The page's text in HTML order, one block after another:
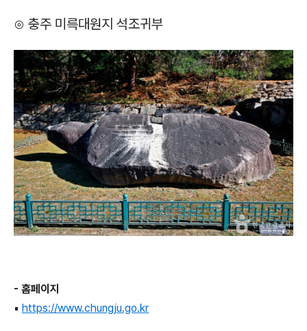
⊙ 충주 미륵대원지 석조귀부
- 홈페이지
▪ https://www.chungju.go.kr